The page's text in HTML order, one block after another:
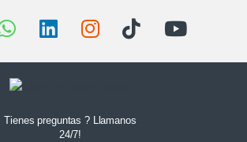
Tienes preguntas ? Llamanos
24/7!